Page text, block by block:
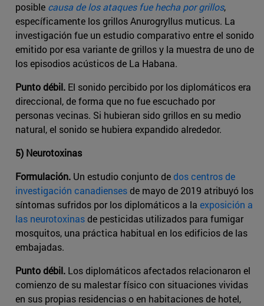
posible causa de los ataques fue hecha por grillos,
específicamente los grillos Anurogryllus muticus. La
investigación fue un estudio comparativo entre el sonido
emitido por esa variante de grillos y la muestra de uno de
los episodios acústicos de La Habana.
Punto débil. El sonido percibido por los diplomáticos era
direccional, de forma que no fue escuchado por
personas vecinas. Si hubieran sido grillos en su medio
natural, el sonido se hubiera expandido alrededor.
5) Neurotoxinas
Formulación. Un estudio conjunto dedos centros de
investigación canadiensesde mayo de 2019 atribuyó los
síntomas sufridos por los diplomáticos a la exposición a
las neurotoxinasde pesticidas utilizados para fumigar
mosquitos, una práctica habitual en los edificios de las
embajadas.
Punto débil. Los diplomáticos afectados relacionaron el
comienzo de su malestar físico con situaciones vividas
en sus propias residencias o en habitaciones de hotel,